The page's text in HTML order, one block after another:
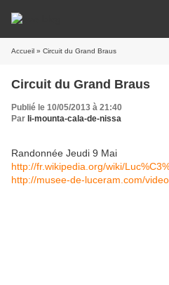
Accueil » Circuit du Grand Braus
Circuit du Grand Braus
Publié le 10/05/2013 à 21:40
Par li-mounta-cala-de-nissa
Randonnée Jeudi 9 Mai
http://fr.wikipedia.org/wiki/
http://musee-de-luceram.com/